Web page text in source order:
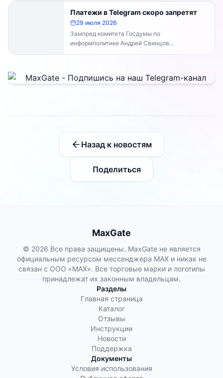
владельцам каналов делать...
Платежи в Telegram скоро запретят
29 июля 2026
Зампред комитета Госдумы по
информполитике Андрей Свинцов
рекомендовал россиянам временно
Назад к новостям
Поделиться
MaxGate
© 2026 Все права защищены. MaxGate не является
официальным ресурсом мессенджера MAX и никак не
связан с ООО «МАХ». Все торговые марки и логотипы
принадлежат их законным владельцам.
Разделы
Главная страница
Каталог
Отзывы
Инструкции
Новости
Поддержка
Документы
Условия использования